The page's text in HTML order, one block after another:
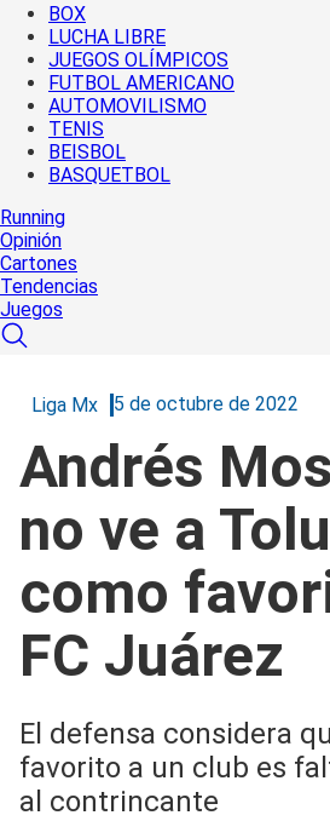
BOX
LUCHA LIBRE
JUEGOS OLÍMPICOS
FUTBOL AMERICANO
AUTOMOVILISMO
TENIS
BEISBOL
BASQUETBOL
Running
Opinión
Cartones
Tendencias
Juegos
Liga Mx 5 de octubre de 2022
Andrés
no ve a
como
FC Juárez
El defensa considera
favorito a un club es
al contrincante